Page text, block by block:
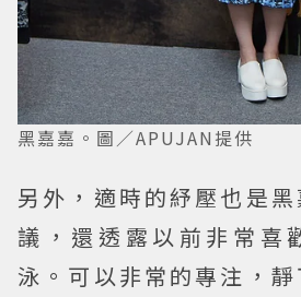
黑嘉嘉。圖／APUJAN提供
另外，適時的紓壓也是
議，還透露以前非常喜
泳。可以非常的專注，靜